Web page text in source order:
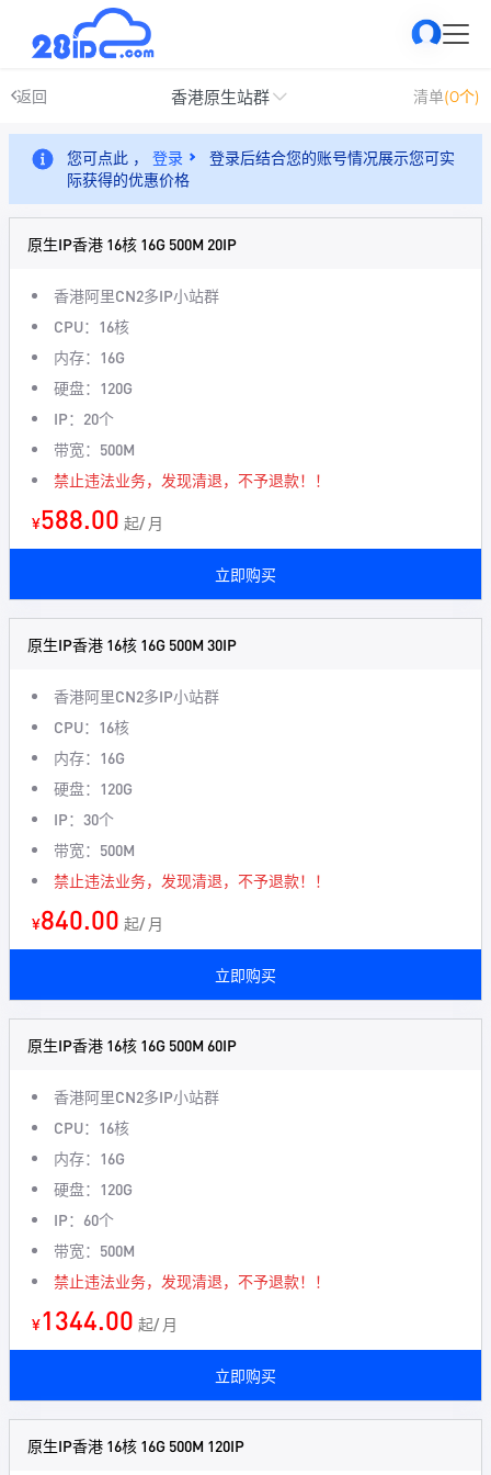
返回 香港原生站群 清单(0个)
您可点此 ， 登录
登录后结合您的账号情况展示您可实
际获得的优惠价格
原生IP香港 16核 16G 500M 20IP
香港阿里CN2多IP小站群
CPU：16核
内存：16G
硬盘：120G
IP：20个
带宽：500M
禁止违法业务，发现清退，不予退款！！
¥588.00 起/ 月
立即购买
原生IP香港 16核 16G 500M 30IP
香港阿里CN2多IP小站群
CPU：16核
内存：16G
硬盘：120G
IP：30个
带宽：500M
禁止违法业务，发现清退，不予退款！！
¥840.00 起/ 月
立即购买
原生IP香港 16核 16G 500M 60IP
香港阿里CN2多IP小站群
CPU：16核
内存：16G
硬盘：120G
IP：60个
带宽：500M
禁止违法业务，发现清退，不予退款！！
¥1344.00 起/ 月
立即购买
原生IP香港 16核 16G 500M 120IP